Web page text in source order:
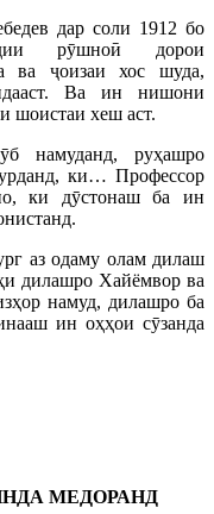
дар соли 1912 бо
рӯшноӣ дорои
ҷоизаи хос шуда,
Ва ин нишони
шоистаи хеш аст.
намуданд, руҳашро
ки… Профессор
ки дӯстонаш ба ин
аз одаму олам дилаш
дилашро Хайёмвор ва
намуд, дилашро ба
ин оҳҳои сӯзанда
МЕДОРАНД